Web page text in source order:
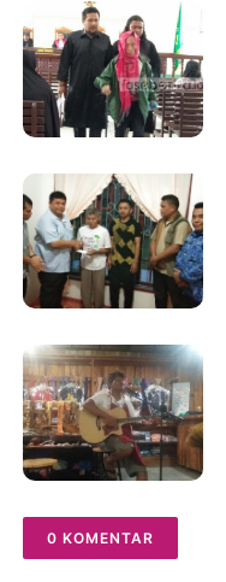
0 KOMENTAR